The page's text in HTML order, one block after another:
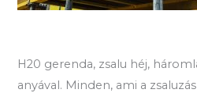
H20 gerenda, zsalu héj,
anyával. Minden, ami a